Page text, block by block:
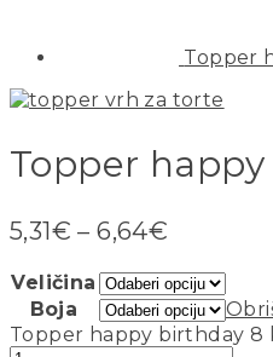
Topper
Topper
5,31€ –6,64€
Veličina
Boja
Topper happy birthday 8